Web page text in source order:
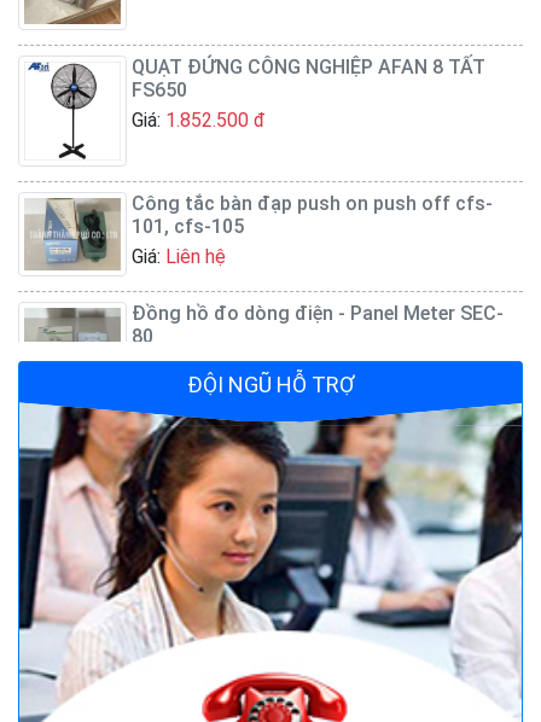
QUẠT ĐỨNG CÔNG NGHIỆP AFAN 8 TẤT
FS650
Công tắc bàn đạp push on push off cfs-
101, cfs-105
Giá:Liên hệ
Đồng hồ đo dòng điện - Panel Meter SEC-
80
Quạt đứng công nghiệp AFAN 7 tất FS650
Giá:1.720.500 đ
Bộ điều khiển nguồn Fotek TSC-340
Giá:
ĐỘI NGŨ HỖ TRỢ